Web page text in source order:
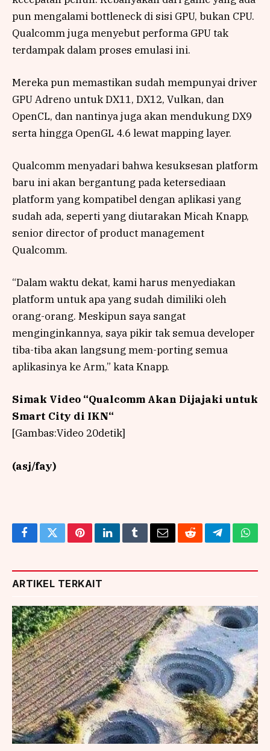
pun mengalami bottleneck di sisi GPU, bukan CPU.
Qualcomm juga menyebut performa GPU tak
terdampak dalam proses emulasi ini.
Mereka pun memastikan sudah mempunyai driver
GPU Adreno untuk DX11, DX12, Vulkan, dan
OpenCL, dan nantinya juga akan mendukung DX9
serta hingga OpenGL 4.6 lewat mapping layer.
Qualcomm menyadari bahwa kesuksesan platform
baru ini akan bergantung pada ketersediaan
platform yang kompatibel dengan aplikasi yang
sudah ada, seperti yang diutarakan Micah Knapp,
senior director of product management
Qualcomm.
“Dalam waktu dekat, kami harus menyediakan
platform untuk apa yang sudah dimiliki oleh
orang-orang. Meskipun saya sangat
menginginkannya, saya pikir tak semua developer
tiba-tiba akan langsung mem-porting semua
aplikasinya ke Arm,” kata Knapp.
Simak Video “Qualcomm Akan Dijajaki untuk
Smart City di IKN“
[Gambas:Video 20detik]
(asj/fay)
FacebookTwitterPinterestLinkedInTumblrEmailRedditTelegram
ARTIKEL TERKAIT